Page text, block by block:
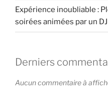
Expérience inoubliable :
soirées animées par un DJ
Derniers
Aucun commentaire à